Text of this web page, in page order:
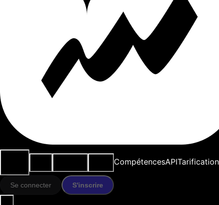
CompétencesAPITarification
Se connecter S'inscrire